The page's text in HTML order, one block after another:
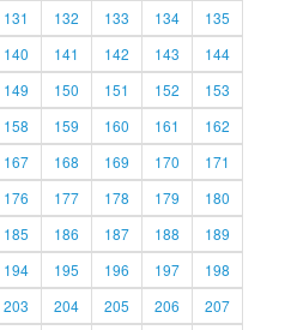
131 132 133 134
135
140 141 142 143
144
149 150 151 152
153
158 159 160 161
162
167 168 169 170
171
176 177 178 179
180
185 186 187 188
189
194 195 196 197
198
203 204 205 206
207